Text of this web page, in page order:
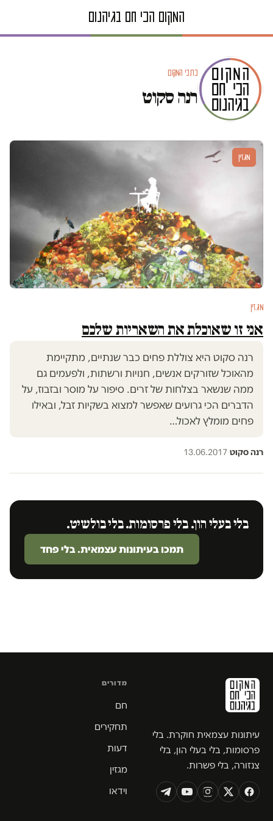
כתבי המקום
רנה סקוט
מגזין
מגזין
אני זו שאוכלת את השאריות שלכם
רנה סקוט היא צוללת פחים כבר שנתיים, מתקיימת
מהאוכל שזורקים אנשים, חנויות ורשתות, ולפעמים גם
ממה שנשאר בצלחות של זרים. סיפור על מוסר ובזבוז, על
הדברים הכי גרועים שאפשר למצוא בשקיות זבל, ובאילו
פחים מומלץ לאכול…
רנה סקוט·
13.06.2017
בלי בעלי הון. בלי פרסומות. בלי בולשיט.
תמכו בעיתונות עצמאית. בלי פחד
עיתונות עצמאית חוקרת. בלי
פרסומות, בלי בעלי הון, בלי
צנזורה, בלי פשרות.
מדורים
חם
תחקירים
דעות
מגזין
וידאו